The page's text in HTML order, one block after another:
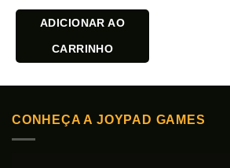
ADICIONAR AO
CARRINHO
CONHEÇA A JOYPAD GAMES